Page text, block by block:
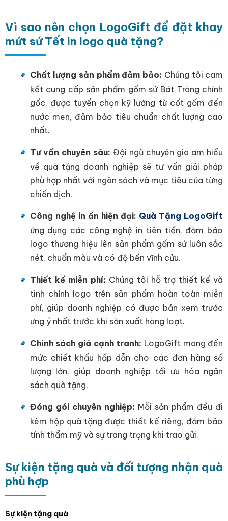
Vì sao nên chọn LogoGift để đặt khay
mứt sứ Tết in logo quà tặng?
Chất lượng sản phẩm đảm bảo: Chúng tôi cam
kết cung cấp sản phẩm gốm sứ Bát Tràng chính
gốc, được tuyển chọn kỹ lưỡng từ cốt gốm đến
nước men, đảm bảo tiêu chuẩn chất lượng cao
nhất.
Tư vấn chuyên sâu: Đội ngũ chuyên gia am hiểu
về quà tặng doanh nghiệp sẽ tư vấn giải pháp
phù hợp nhất với ngân sách và mục tiêu của từng
chiến dịch.
Công nghệ in ấn hiện đại: Quà Tặng LogoGift
ứng dụng các công nghệ in tiên tiến, đảm bảo
logo thương hiệu lên sản phẩm gốm sứ luôn sắc
nét, chuẩn màu và có độ bền vĩnh cửu.
Thiết kế miễn phí: Chúng tôi hỗ trợ thiết kế và
tinh chỉnh logo trên sản phẩm hoàn toàn miễn
phí, giúp doanh nghiệp có được bản xem trước
ưng ý nhất trước khi sản xuất hàng loạt.
Chính sách giá cạnh tranh: LogoGift mang đến
mức chiết khấu hấp dẫn cho các đơn hàng số
lượng lớn, giúp doanh nghiệp tối ưu hóa ngân
sách quà tặng.
Đóng gói chuyên nghiệp: Mỗi sản phẩm đều đi
kèm hộp quà tặng được thiết kế riêng, đảm bảo
tính thẩm mỹ và sự trang trọng khi trao gửi.
Sự kiện tặng quà và đối tượng nhận quà
phù hợp
Sự kiện tặng quà